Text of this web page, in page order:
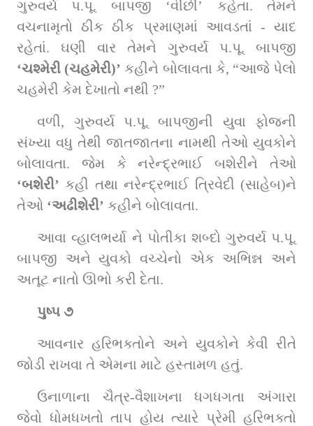
ગુરુવર્ય પ.પૂ. બાપજી ‘વીંછી’ કહેતા. તેમને
વચનામૃતો ઠીક ઠીક પ્રમાણમાં આવડતાં - યાદ
‘ચશ્મેરી (ચહમેરી)’ કહીને બોલાવતા કે, “આજે પેલો
ચહમેરી કેમ દેખાતો નથી ?”
વળી, ગુરુવર્ય પ.પૂ. બાપજીની યુવા ફોજની
સંખ્યા વધુ તેથી જાતજાતના નામથી તેઓ યુવકોને
‘બશેરી’ કહી તથા નરેન્દ્રભાઈ ત્રિવેદી (સાહેબ)ને
તેઓ ‘અઢીશેરી’ કહીને બોલાવતા.
આવા વ્હાલભર્યા ને પોતીકા શબ્દો ગુરુવર્ય પ.પૂ.
બાપજી અને યુવકો વચ્ચેનો એક અભિન્ન અને
અતૂટ નાતો ઊભો કરી દેતા.
પુષ્પ ૭
આવનાર હરિભક્તોને અને યુવકોને કેવી રીતે
જોડી રાખવા તે એમના માટે હસ્તામળ હતું.
ઉનાળાના ચૈત્ર-વૈશાખના ધગધગતા અંગારા
જેવો ધોમધખતો તાપ હોય ત્યારે પ્રેમી હરિભક્તો